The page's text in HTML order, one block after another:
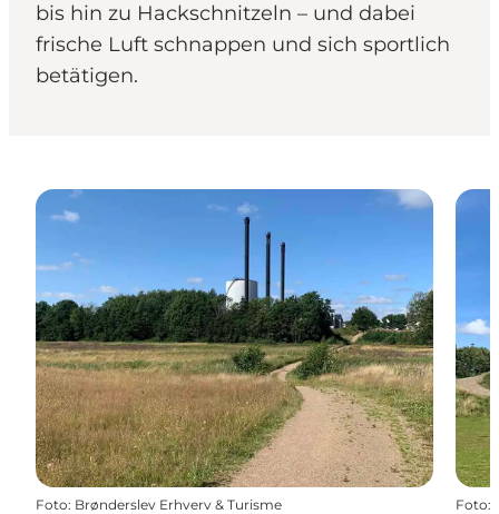
bis hin zu Hackschnitzeln – und dabei
frische Luft schnappen und sich sportlich
betätigen.
Foto: Brønderslev Erhverv & Turisme Foto: